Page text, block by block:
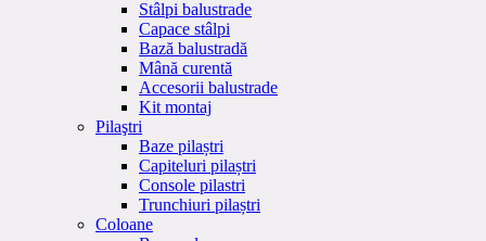
Stâlpi balustrade
Capace stâlpi
Bază balustradă
Mână curentă
Accesorii balustrade
Kit montaj
Pilaştri
Baze pilaștri
Capiteluri pilaștri
Console pilastri
Trunchiuri pilaștri
Coloane